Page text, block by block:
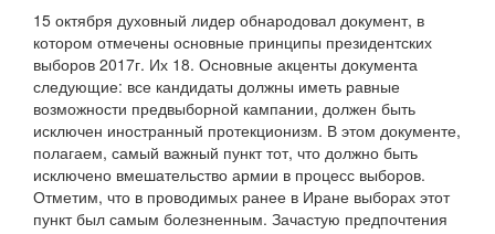
15 октября духовный лидер обнародовал документ, в
котором отмечены основные принципы президентских
выборов 2017г. Их 18. Основные акценты документа
следующие: все кандидаты должны иметь равные
возможности предвыборной кампании, должен быть
исключен иностранный протекционизм. В этом документе,
полагаем, самый важный пункт тот, что должно быть
исключено вмешательство армии в процесс выборов.
Отметим, что в проводимых ранее в Иране выборах этот
пункт был самым болезненным. Зачастую предпочтения